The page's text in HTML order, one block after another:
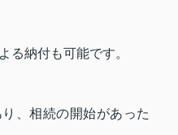
る納付も可能です。
、相続の開始があった